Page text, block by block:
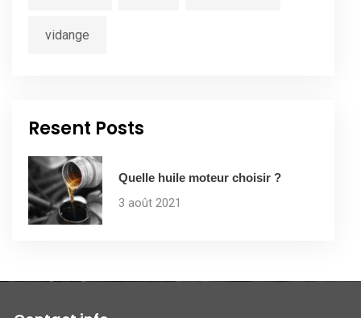
vidange
Resent Posts
Quelle huile moteur choisir ?
3 août 2021